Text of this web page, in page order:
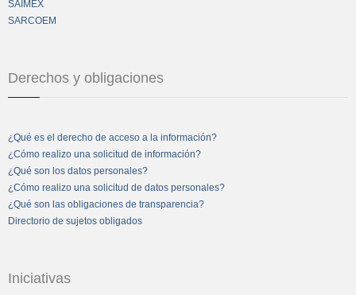
SAIMEX
SARCOEM
Derechos y obligaciones
¿Qué es el derecho de acceso a la información?
¿Cómo realizo una solicitud de información?
¿Qué son los datos personales?
¿Cómo realizo una solicitud de datos personales?
¿Qué son las obligaciones de transparencia?
Directorio de sujetos obligados
Iniciativas